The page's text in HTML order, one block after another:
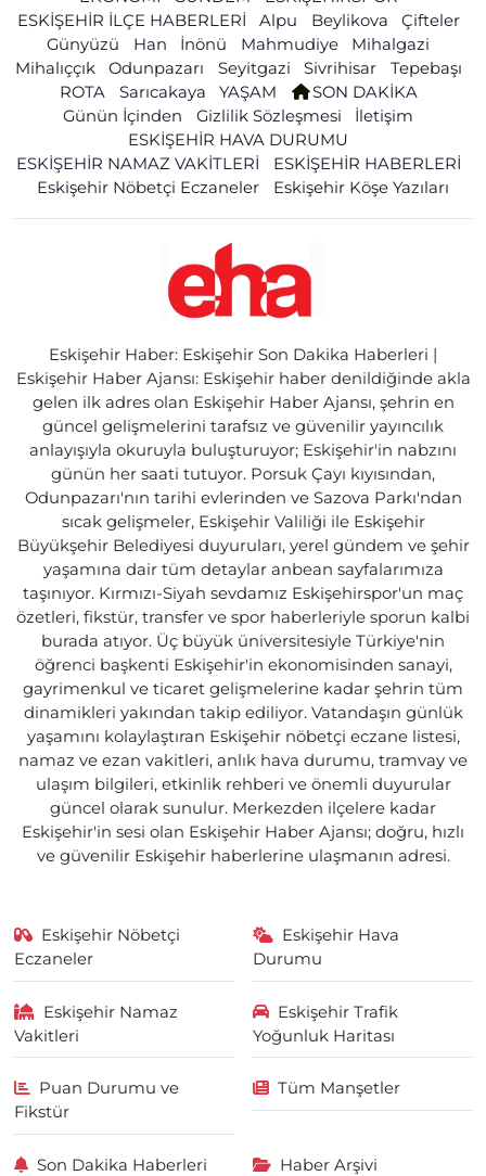
ESKİŞEHİR İLÇE HABERLERİ
Alpu Beylikova
Çifteler
Günyüzü
Han İnönü Mahmudiye
Mihalgazi
Mihalıççık
Odunpazarı Seyitgazi Sivrihisar
Tepebaşı
ROTA
Sarıcakaya YAŞAM
SON DAKİKA
Günün İçinden
Gizlilik Sözleşmesi
İletişim
ESKİŞEHİR HAVA DURUMU
ESKİŞEHİR NAMAZ VAKİTLERİ
ESKİŞEHİR HABERLERİ
Eskişehir Nöbetçi Eczaneler
Eskişehir Köşe Yazıları
Eskişehir Haber: Eskişehir Son Dakika Haberleri |
Eskişehir Haber Ajansı: Eskişehir haber denildiğinde akla
gelen ilk adres olan Eskişehir Haber Ajansı, şehrin en
güncel gelişmelerini tarafsız ve güvenilir yayıncılık
anlayışıyla okuruyla buluşturuyor; Eskişehir'in nabzını
günün her saati tutuyor. Porsuk Çayı kıyısından,
Odunpazarı'nın tarihi evlerinden ve Sazova Parkı'ndan
sıcak gelişmeler, Eskişehir Valiliği ile Eskişehir
Büyükşehir Belediyesi duyuruları, yerel gündem ve şehir
yaşamına dair tüm detaylar anbean sayfalarımıza
taşınıyor. Kırmızı-Siyah sevdamız Eskişehirspor'un maç
özetleri, fikstür, transfer ve spor haberleriyle sporun kalbi
burada atıyor. Üç büyük üniversitesiyle Türkiye'nin
öğrenci başkenti Eskişehir'in ekonomisinden sanayi,
gayrimenkul ve ticaret gelişmelerine kadar şehrin tüm
dinamikleri yakından takip ediliyor. Vatandaşın günlük
yaşamını kolaylaştıran Eskişehir nöbetçi eczane listesi,
namaz ve ezan vakitleri, anlık hava durumu, tramvay ve
ulaşım bilgileri, etkinlik rehberi ve önemli duyurular
güncel olarak sunulur. Merkezden ilçelere kadar
Eskişehir'in sesi olan Eskişehir Haber Ajansı; doğru, hızlı
ve güvenilir Eskişehir haberlerine ulaşmanın adresi.
Eskişehir Nöbetçi
Eczaneler
Eskişehir Hava
Durumu
Eskişehir Namaz
Vakitleri
Eskişehir Trafik
Yoğunluk Haritası
Puan Durumu ve
Fikstür
Tüm Manşetler
Son Dakika Haberleri Haber Arşivi